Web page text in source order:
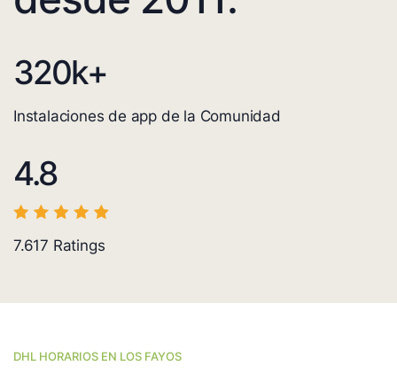
320k+
Instalaciones de app de la Comunidad
4.8
7.617 Ratings
DHL HORARIOS EN LOS FAYOS